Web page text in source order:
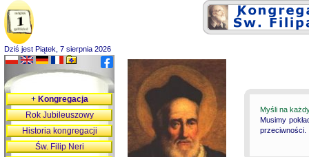
Dziś jest Piątek, 7 sierpnia 2026
Myśli na
Musimy
przeciwności.
+Kongregacja
Rok Jubileuszowy
Historia kongregacji
Św. Filip Neri